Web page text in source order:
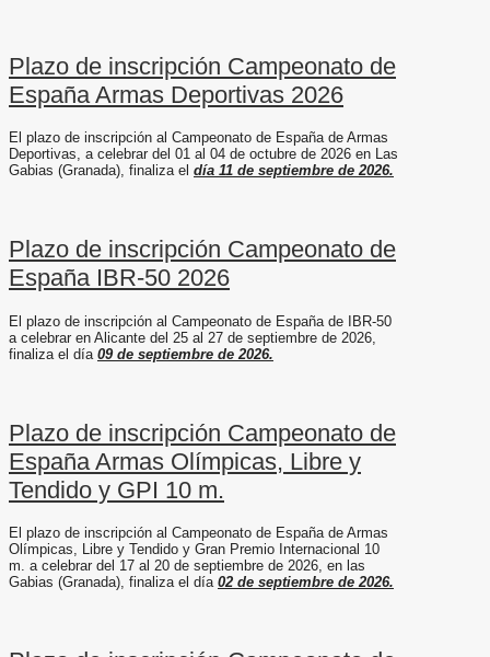
Plazo de inscripción Campeonato de
España Armas Deportivas 2026
El plazo de inscripción al Campeonato de España de Armas
Deportivas, a celebrar del 01 al 04 de octubre de 2026 en Las
Gabias (Granada), finaliza el día 11 de septiembre de 2026.
Plazo de inscripción Campeonato de
España IBR-50 2026
El plazo de inscripción al Campeonato de España de IBR-50
a celebrar en Alicante del 25 al 27 de septiembre de 2026,
finaliza el día 09 de septiembre de 2026.
Plazo de inscripción Campeonato de
España Armas Olímpicas, Libre y
Tendido y GPI 10 m.
El plazo de inscripción al Campeonato de España de Armas
Olímpicas, Libre y Tendido y Gran Premio Internacional 10
m. a celebrar del 17 al 20 de septiembre de 2026, en las
Gabias (Granada), finaliza el día 02 de septiembre de 2026.